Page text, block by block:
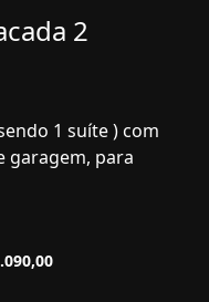
2
1 suíte ) com
garagem, para